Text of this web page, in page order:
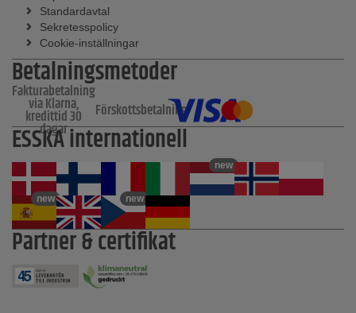
Standardavtal
Sekretesspolicy
Cookie-inställningar
Betalningsmetoder
Fakturabetalning
via Klarna,
kredittid 30
dagar
Förskottsbetalning
ESSKA internationell
new
new new
Partner & certifikat